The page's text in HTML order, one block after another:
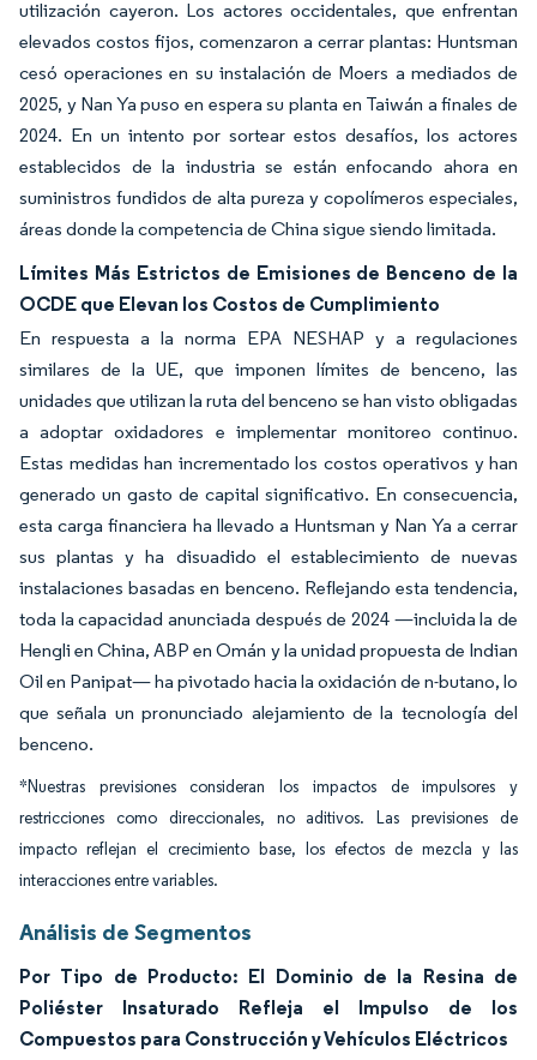
utilización cayeron. Los actores occidentales, que enfrentan
elevados costos fijos, comenzaron a cerrar plantas: Huntsman
cesó operaciones en su instalación de Moers a mediados de
2025, y Nan Ya puso en espera su planta en Taiwán a finales de
2024. En un intento por sortear estos desafíos, los actores
establecidos de la industria se están enfocando ahora en
suministros fundidos de alta pureza y copolímeros especiales,
áreas donde la competencia de China sigue siendo limitada.
Límites Más Estrictos de Emisiones de Benceno de la
OCDE que Elevan los Costos de Cumplimiento
En respuesta a la norma EPA NESHAP y a regulaciones
similares de la UE, que imponen límites de benceno, las
unidades que utilizan la ruta del benceno se han visto obligadas
a adoptar oxidadores e implementar monitoreo continuo.
Estas medidas han incrementado los costos operativos y han
generado un gasto de capital significativo. En consecuencia,
esta carga financiera ha llevado a Huntsman y Nan Ya a cerrar
sus plantas y ha disuadido el establecimiento de nuevas
instalaciones basadas en benceno. Reflejando esta tendencia,
toda la capacidad anunciada después de 2024 —incluida la de
Hengli en China, ABP en Omán y la unidad propuesta de Indian
Oil en Panipat— ha pivotado hacia la oxidación de n-butano, lo
que señala un pronunciado alejamiento de la tecnología del
benceno.
*Nuestras previsiones consideran los impactos de impulsores y
restricciones como direccionales, no aditivos. Las previsiones de
impacto reflejan el crecimiento base, los efectos de mezcla y las
interacciones entre variables.
Análisis de Segmentos
Por Tipo de Producto: El Dominio de la Resina de
Poliéster Insaturado Refleja el Impulso de los
Compuestos para Construcción y Vehículos Eléctricos